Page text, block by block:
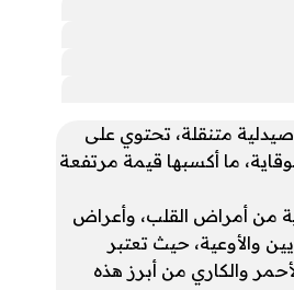
صيدلية متنقلة، تحتوي على
ما أكسبها قيمة مرتفعة
من أمراض القلب، وأعراض
والأوعية، حيث تعتبر
والكاري من أبرز هذه